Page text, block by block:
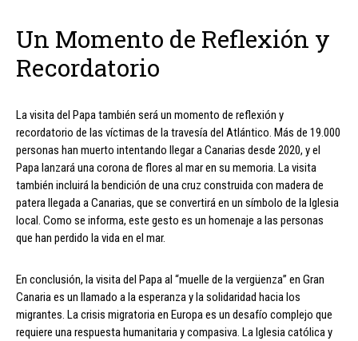
Un Momento de Reflexión y
Recordatorio
La visita del Papa también será un momento de reflexión y
recordatorio de las víctimas de la travesía del Atlántico. Más de 19.000
personas han muerto intentando llegar a Canarias desde 2020, y el
Papa lanzará una corona de flores al mar en su memoria. La visita
también incluirá la bendición de una cruz construida con madera de
patera llegada a Canarias, que se convertirá en un símbolo de la Iglesia
local. Como se informa, este gesto es un homenaje a las personas
que han perdido la vida en el mar.
En conclusión, la visita del Papa al “muelle de la vergüenza” en Gran
Canaria es un llamado a la esperanza y la solidaridad hacia los
migrantes. La crisis migratoria en Europa es un desafío complejo que
requiere una respuesta humanitaria y compasiva. La Iglesia católica y